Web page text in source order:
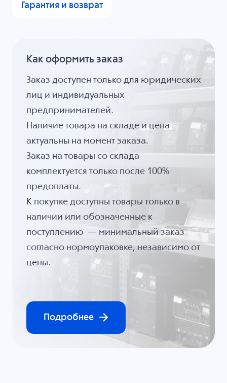
Гарантия и возврат
Как оформить заказ
Заказ доступен только для юридических
лиц и индивидуальных
предпринимателей.
Наличие товара на складе и цена
актуальны на момент заказа.
Заказ на товары со склада
комплектуется только после 100%
предоплаты.
К покупке доступны товары только в
наличии или обозначенные к
поступлению — минимальный заказ
согласно нормоупаковке, независимо от
цены.
Подробнее